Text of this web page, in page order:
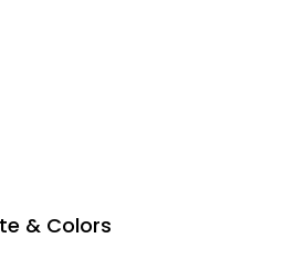
& Colors